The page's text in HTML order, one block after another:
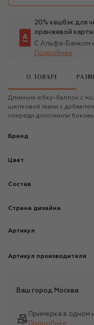
20% кешбэк для
оранжевой карты
С Альфа-Банком
Подробнее
О ТОВАРЕ
Длинную юбку-баллон с
шелковой ткани с
спереди дополнили
Бренд
Цвет
Состав
Страна дизайна
Артикул
Артикул производителя
Ваш город Москва
Примерка в одном
Подробнее